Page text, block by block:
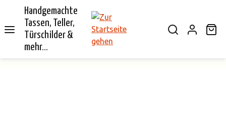
springen
Handgemachte
Tassen, Teller,
Türschilder &
mehr...